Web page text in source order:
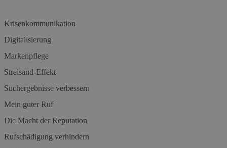
Krisenkommunikation
Digitalisierung
Markenpflege
Streisand-Effekt
Suchergebnisse verbessern
Mein guter Ruf
Die Macht der Reputation
Rufschädigung verhindern